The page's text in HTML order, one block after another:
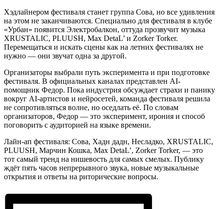
Хэдлайнером фестиваля станет группа Сова, но все удивления
на этом не заканчиваются. Специально для фестиваля в клубе
«Урбан» появится Электробалкон, оттуда прозвучит музыка
XRUSTALIC, PLUUSH, Мax DetaL’ и Zorker Torker.
Перемещаться и искать сцены как на летних фестивалях не
нужно — они звучат одна за другой.
Организаторы выбрали путь эксперимента и при подготовке
фестиваля. В официальных каналах представлен AI-
помощник Федор. Пока индустрия обсуждает страхи и панику
вокруг AI-артистов и нейросетей, команда фестиваля решила
не сопротивляться волне, но оседлать её. По словам
организаторов, Федор — это эксперимент, ирония и способ
поговорить с аудиторией на языке времени.
Лайн-ап фестиваля: Сова, Хадн дадн, Несладко, XRUSTALIC,
PLUUSH, Марчин Кошка, Мax DetaL’, Zorker Torker, — это
тот самый тренд на нишевость для самых смелых. Публику
ждёт пять часов непрерывного звука, новые музыкальные
открытия и ответы на риторические вопросы.